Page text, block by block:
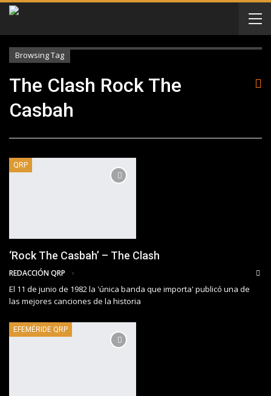
Browsing Tag
The Clash Rock The
Casbah
QRP
‘Rock The Casbah’ – The Clash
REDACCIÓN QRP
El 11 de junio de 1982 la 'única banda que importa' publicó una de
las mejores canciones de la historia
EFEMÉRIDE QRP